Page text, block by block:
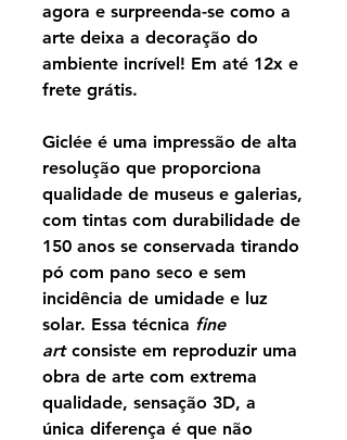
agora e surpreenda-se como a
arte deixa a decoração do
ambiente incrível! Em até 12x e
frete grátis.
Giclée é uma impressão de alta
resolução que proporciona
qualidade de museus e galerias,
com tintas com durabilidade de
150 anos se conservada tirando
pó com pano seco e sem
incidência de umidade e luz
solar. Essa técnica fine
artconsiste em reproduzir uma
obra de arte com extrema
qualidade, sensação 3D, a
única diferença é que não